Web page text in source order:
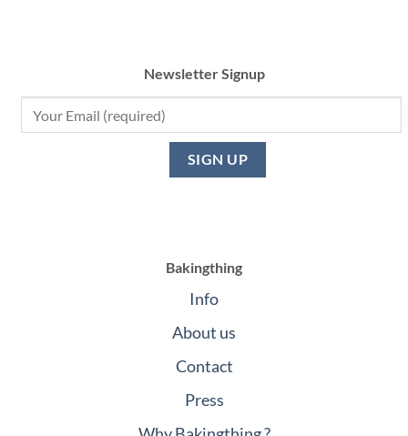
Newsletter Signup
Bakingthing
Info
About us
Contact
Press